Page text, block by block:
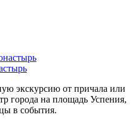
экскурсию от причала или
города на площадь Успения,
в события.